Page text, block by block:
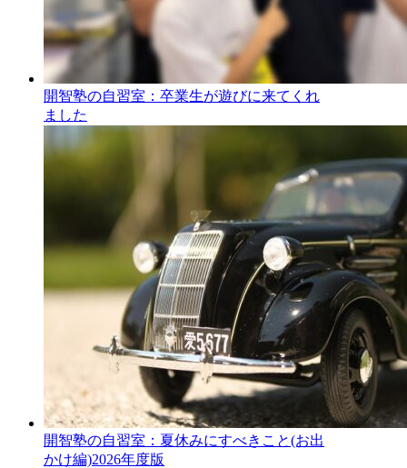
開智塾の自習室：卒業生が遊びに来てくれ
ました
開智塾の自習室：夏休みにすべきこと(お出
かけ編)2026年度版